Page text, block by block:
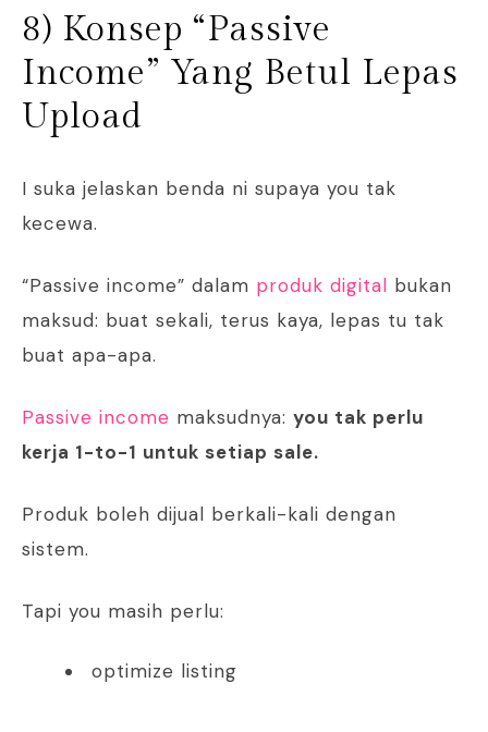
8) Konsep “Passive
Income” Yang Betul Lepas
Upload
I suka jelaskan benda ni supaya you tak
kecewa.
“Passive income” dalam produk digital bukan
maksud: buat sekali, terus kaya, lepas tu tak
buat apa-apa.
Passive income maksudnya: you tak perlu
kerja 1-to-1 untuk setiap sale.
Produk boleh dijual berkali-kali dengan
sistem.
Tapi you masih perlu:
optimize listing